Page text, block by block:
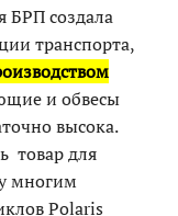
БРП создала
транспорта,
и обвесы
высока.
товар для
многим
Polaris